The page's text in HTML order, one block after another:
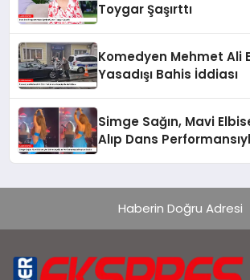
Toygar Şaşırttı
Komedyen Mehmet Ali
Yasadışı Bahis İddiası
Simge Sağın, Mavi
Alıp Dans
Haberin Doğru Adresi